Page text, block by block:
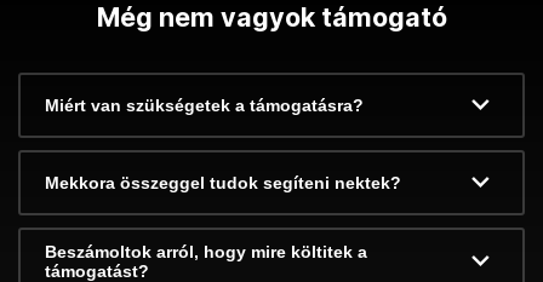
Még nem vagyok támogató
Miért van szükségetek a támogatásra?
Mekkora összeggel tudok segíteni nektek?
Beszámoltok arról, hogy mire költitek a
támogatást?